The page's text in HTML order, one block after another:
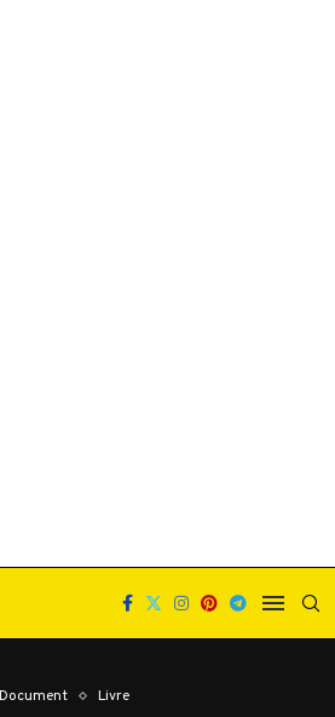
Document Livre